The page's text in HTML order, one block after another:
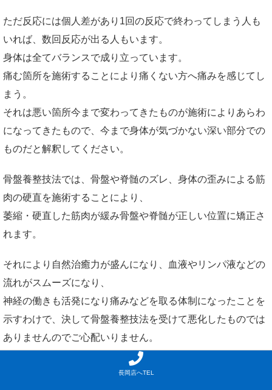
ただ反応には個人差があり1回の反応で終わってしまう人も
いれば、数回反応が出る人もいます。
身体は全てバランスで成り立っています。
痛む箇所を施術することにより痛くない方へ痛みを感じてし
まう。
それは悪い箇所今まで変わってきたものが施術によりあらわ
になってきたもので、今まで身体が気づかない深い部分での
ものだと解釈してください。
骨盤養整技法では、骨盤や脊髄のズレ、身体の歪みによる筋
肉の硬直を施術することにより、
萎縮・硬直した筋肉が緩み骨盤や脊髄が正しい位置に矯正さ
れます。
それにより自然治癒力が盛んになり、血液やリンパ液などの
流れがスムーズになり、
神経の働きも活発になり痛みなどを取る体制になったことを
示すわけで、決して骨盤養整技法を受けて悪化したものでは
ありませんのでご心配いりません。
長岡店へTEL